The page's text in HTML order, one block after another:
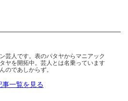
芸人です。表のパタヤからマニアック
ヤを開拓中。芸人とは名乗っています
のであしからず。
事一覧を見る